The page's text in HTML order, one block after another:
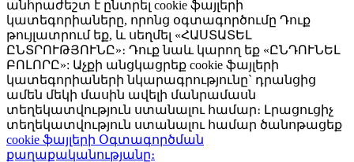
անհրաժեշտ է ընտրել cookie ֆայլերի
կատեգորիաները, որոնց օգտագործումը Դուք
թույլատրում եք, և սեղմել «ՀԱՍՏԱՏԵԼ
ԸՆՏՐՈՒԹՅՈՒՆԸ»։ Դուք նաև կարող եք «ԸՆԴՈՒՆԵԼ
ԲՈԼՈՐԸ»: Աչքի անցկացրեք cookie ֆայլերի
կատեգորիաների նկարագրությունը` դրանցից
ամեն մեկի մասին ավելի մանրամասն
տեղեկատվություն ստանալու համար։ Լրացուցիչ
տեղեկատվություն ստանալու համար ծանոթացեք
cookie ֆայլերի Օգտագործման
քաղաքականությանը։